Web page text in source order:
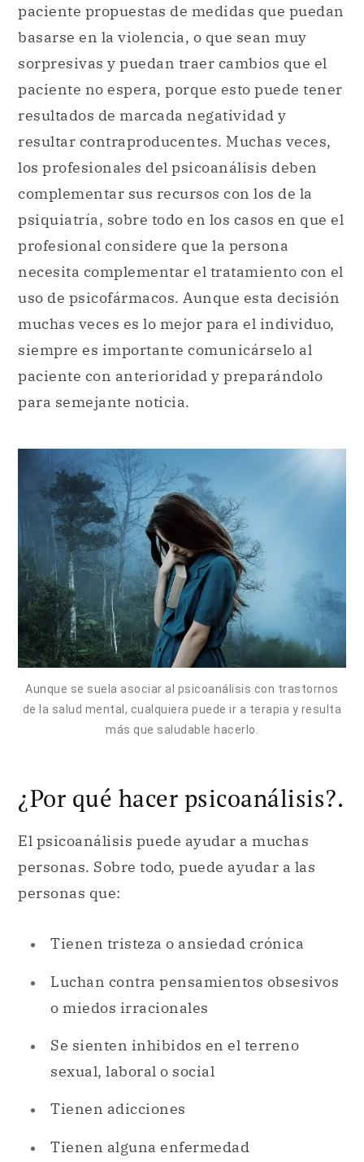
paciente propuestas de medidas que puedan
basarse en la violencia, o que sean muy
sorpresivas y puedan traer cambios que el
paciente no espera, porque esto puede tener
resultados de marcada negatividad y
resultar contraproducentes. Muchas veces,
los profesionales del psicoanálisis deben
complementar sus recursos con los de la
psiquiatría, sobre todo en los casos en que el
profesional considere que la persona
necesita complementar el tratamiento con el
uso de psicofármacos. Aunque esta decisión
muchas veces es lo mejor para el individuo,
siempre es importante comunicárselo al
paciente con anterioridad y preparándolo
para semejante noticia.
Aunque se suela asociar al psicoanálisis con trastornos
de la salud mental, cualquiera puede ir a terapia y resulta
más que saludable hacerlo.
¿Por qué hacer psicoanálisis?.
El psicoanálisis puede ayudar a muchas
personas. Sobre todo, puede ayudar a las
personas que:
Tienen tristeza o ansiedad crónica
Luchan contra pensamientos obsesivos
o miedos irracionales
Se sienten inhibidos en el terreno
sexual, laboral o social
Tienen adicciones
Tienen alguna enfermedad